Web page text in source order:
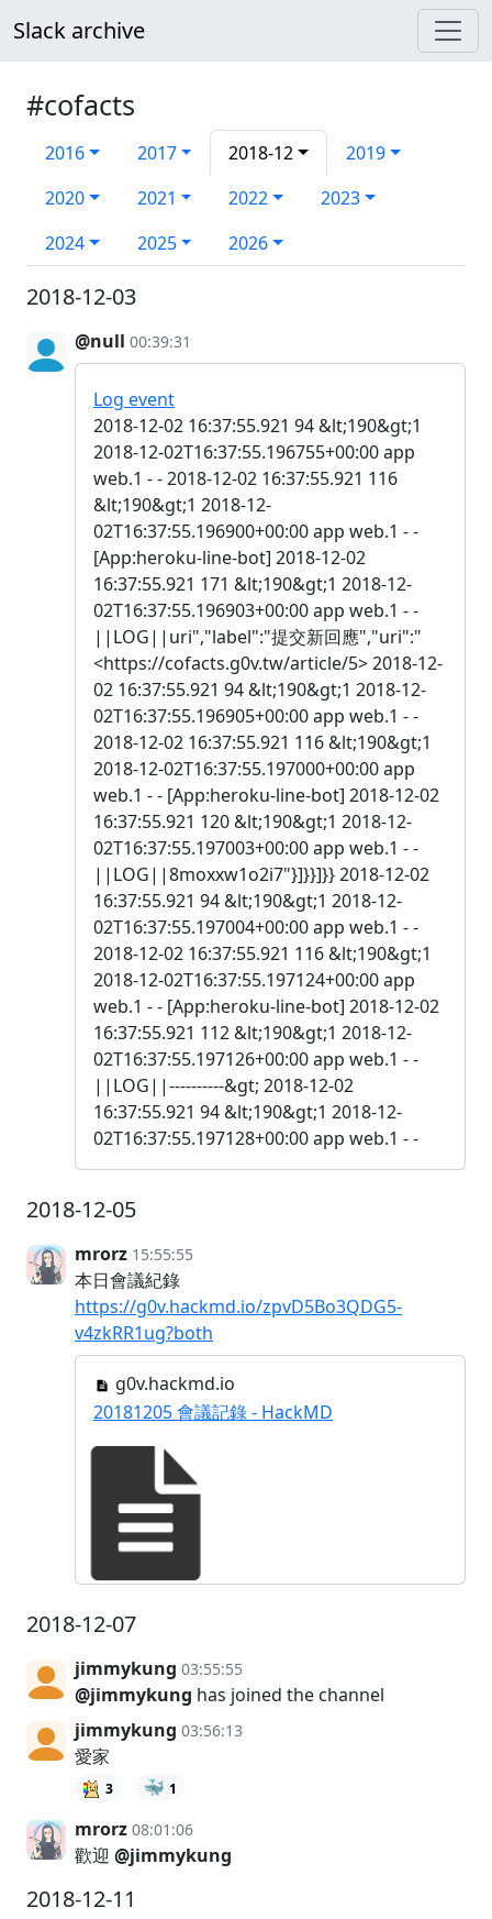
Slack archive
#cofacts
2016 2017 2018-12
2019
2020
2021 2022
2023
2024
2025 2026
2018-12-03
@null 00:39:31
Log event
2018-12-02 16:37:55.921 94 &lt;190&gt;1
2018-12-02T16:37:55.196755+00:00 app
web.1 - - 2018-12-02 16:37:55.921 116
&lt;190&gt;1 2018-12-
02T16:37:55.196900+00:00 app web.1 - -
[App:heroku-line-bot] 2018-12-02
16:37:55.921 171 &lt;190&gt;1 2018-12-
02T16:37:55.196903+00:00 app web.1 - -
||LOG||uri","label":"提交新回應","uri":"
<https://cofacts.g0v.tw/article/5> 2018-12-
02 16:37:55.921 94 &lt;190&gt;1 2018-12-
02T16:37:55.196905+00:00 app web.1 - -
2018-12-02 16:37:55.921 116 &lt;190&gt;1
2018-12-02T16:37:55.197000+00:00 app
web.1 - - [App:heroku-line-bot] 2018-12-02
16:37:55.921 120 &lt;190&gt;1 2018-12-
02T16:37:55.197003+00:00 app web.1 - -
||LOG||8moxxw1o2i7"}]}}]}} 2018-12-02
16:37:55.921 94 &lt;190&gt;1 2018-12-
02T16:37:55.197004+00:00 app web.1 - -
2018-12-02 16:37:55.921 116 &lt;190&gt;1
2018-12-02T16:37:55.197124+00:00 app
web.1 - - [App:heroku-line-bot] 2018-12-02
16:37:55.921 112 &lt;190&gt;1 2018-12-
02T16:37:55.197126+00:00 app web.1 - -
||LOG||----------&gt; 2018-12-02
16:37:55.921 94 &lt;190&gt;1 2018-12-
02T16:37:55.197128+00:00 app web.1 - -
2018-12-05
mrorz 15:55:55
本日會議紀錄
https://g0v.hackmd.io/zpvD5Bo3QDG5-
v4zkRR1ug?both
g0v.hackmd.io
20181205 會議記錄 - HackMD
2018-12-07
jimmykung 03:55:55
@jimmykung has joined the channel
jimmykung 03:56:13
愛家
3 🐳 1
mrorz 08:01:06
歡迎 @jimmykung
2018-12-11